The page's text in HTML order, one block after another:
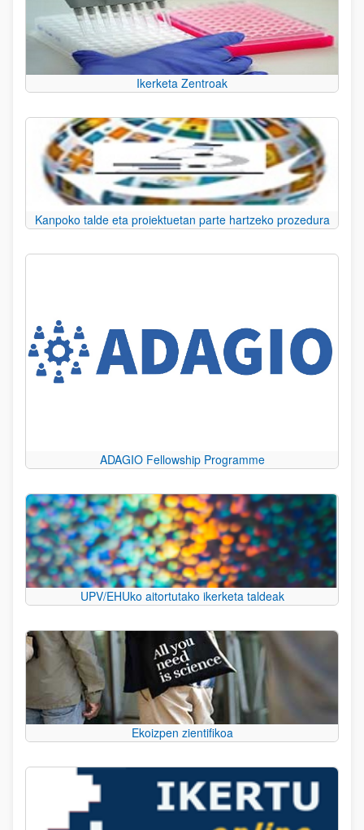
Ikerketa Zentroak
Kanpoko talde eta proiektuetan parte hartzeko prozedura
ADAGIO Fellowship Programme
UPV/EHUko aitortutako ikerketa taldeak
Ekoizpen zientifikoa